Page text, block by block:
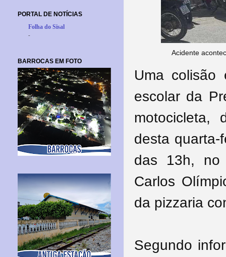
Acidente
Uma colisão
escolar da
motocicleta,
desta quarta-
das 13h, no
Carlos
da pizzaria
Segundo
PORTAL DE NOTÍCIAS
Folha do Sisal
-
BARROCAS EM FOTO